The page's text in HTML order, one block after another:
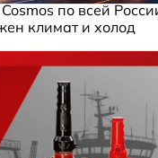
по всей
климат и холод